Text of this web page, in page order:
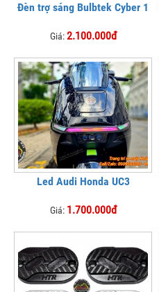
Đèn trợ sáng Bulbtek Cyber 1
Giá:2.100.000đ
Led Audi Honda UC3
Giá: 1.700.000đ